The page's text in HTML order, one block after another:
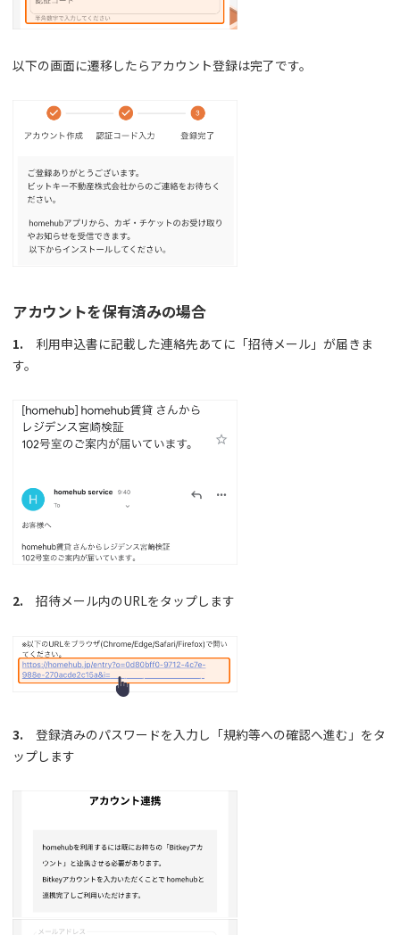
以下の画面に遷移したらアカウント登録は完了です。
アカウントを保有済みの場合
1. 利用申込書に記載した連絡先あてに「招待メール」が届きま
す。
2. 招待メール内のURLをタップします
3. 登録済みのパスワードを入力し「規約等への確認へ進む」をタ
ップします